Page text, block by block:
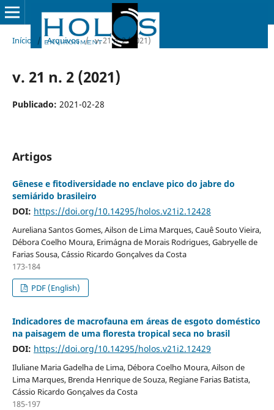
Início / Arquivos / v. 21 n. 2 (2021)
v. 21 n. 2 (2021)
Publicado: 2021-02-28
Artigos
Gênese e fitodiversidade no enclave pico do jabre do
semiárido brasileiro
DOI: https://doi.org/10.14295/holos.v21i2.12428
Aureliana Santos Gomes, Ailson de Lima Marques, Cauê Souto Vieira,
Débora Coelho Moura, Erimágna de Morais Rodrigues, Gabryelle de
Farias Sousa, Cássio Ricardo Gonçalves da Costa
173-184
PDF (English)
Indicadores de macrofauna em áreas de esgoto doméstico
na paisagem de uma floresta tropical seca no brasil
DOI: https://doi.org/10.14295/holos.v21i2.12429
Iluliane Maria Gadelha de Lima, Débora Coelho Moura, Ailson de
Lima Marques, Brenda Henrique de Souza, Regiane Farias Batista,
Cássio Ricardo Gonçalves da Costa
185-197